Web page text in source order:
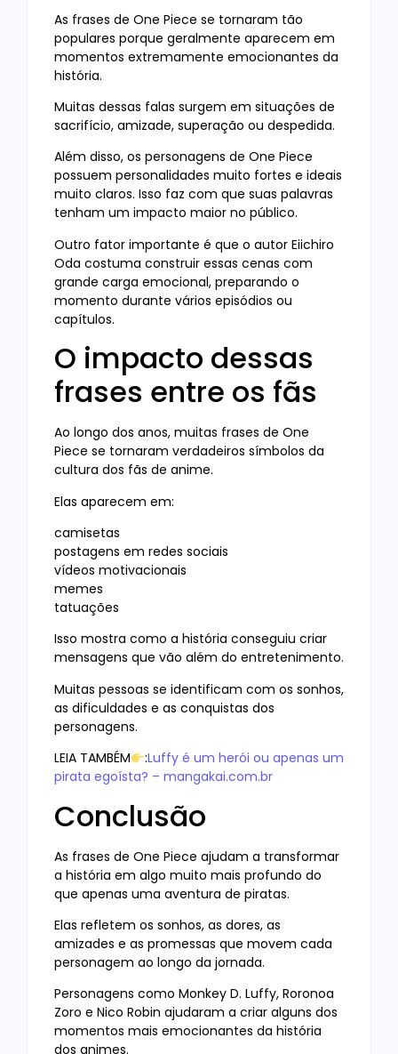
As frases de One Piece se tornaram tão
populares porque geralmente aparecem em
momentos extremamente emocionantes da
história.
Muitas dessas falas surgem em situações de
sacrifício, amizade, superação ou despedida.
Além disso, os personagens de One Piece
possuem personalidades muito fortes e ideais
muito claros. Isso faz com que suas palavras
tenham um impacto maior no público.
Outro fator importante é que o autor Eiichiro
Oda costuma construir essas cenas com
grande carga emocional, preparando o
momento durante vários episódios ou
capítulos.
O impacto dessas
frases entre os fãs
Ao longo dos anos, muitas frases de One
Piece se tornaram verdadeiros símbolos da
cultura dos fãs de anime.
Elas aparecem em:
camisetas
postagens em redes sociais
vídeos motivacionais
memes
tatuações
Isso mostra como a história conseguiu criar
mensagens que vão além do entretenimento.
Muitas pessoas se identificam com os sonhos,
as dificuldades e as conquistas dos
personagens.
LEIA TAMBÉM
:Luffy é um herói ou apenas um
pirata egoísta? – mangakai.com.br
Conclusão
As frases de One Piece ajudam a transformar
a história em algo muito mais profundo do
que apenas uma aventura de piratas.
Elas refletem os sonhos, as dores, as
amizades e as promessas que movem cada
personagem ao longo da jornada.
Personagens como Monkey D. Luffy, Roronoa
Zoro e Nico Robin ajudaram a criar alguns dos
momentos mais emocionantes da história
dos animes.